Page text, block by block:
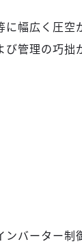
幅広く圧
管理の巧
ンバーター制